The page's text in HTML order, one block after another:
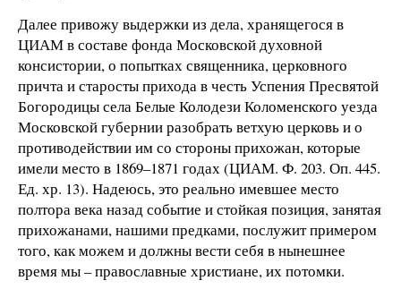
Далее привожу выдержки из дела, хранящегося в
ЦИАМ в составе фонда Московской духовной
консистории, о попытках священника, церковного
причта и старосты прихода в честь Успения Пресвятой
Богородицы села Белые Колодези Коломенского уезда
Московской губернии разобрать ветхую церковь и о
противодействии им со стороны прихожан, которые
имели место в 1869–1871 годах (ЦИАМ. Ф. 203. Оп. 445.
Ед. хр. 13). Надеюсь, это реально имевшее место
полтора века назад событие и стойкая позиция, занятая
прихожанами, нашими предками, послужит примером
того, как можем и должны вести себя в нынешнее
время мы – православные христиане, их потомки.